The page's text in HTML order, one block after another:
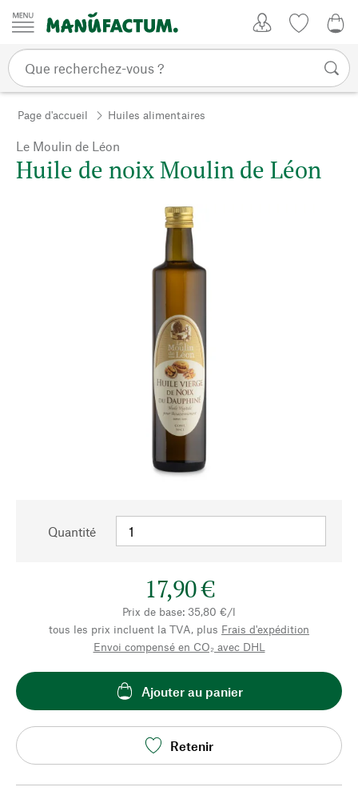
Passer au contenu
Page d'accueil Huiles alimentaires
Le Moulin de Léon
Huile de noix Moulin de Léon
Quantité
17,90 €
Prix de base: 35,80 €/l
tous les prix incluent la TVA, plus Frais d'expédition
Envoi compensé en CO₂ avec DHL
Ajouter au panier
Retenir